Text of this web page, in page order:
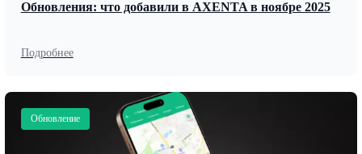
Обновления: что добавили в AXENTA в ноябре 2025
Подробнее
Обновление